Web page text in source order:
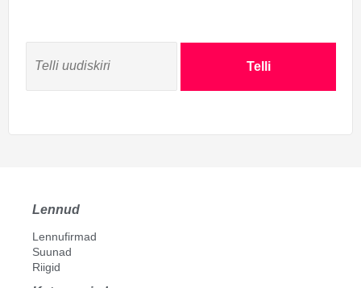
Telli
Lennud
Lennufirmad
Suunad
Riigid